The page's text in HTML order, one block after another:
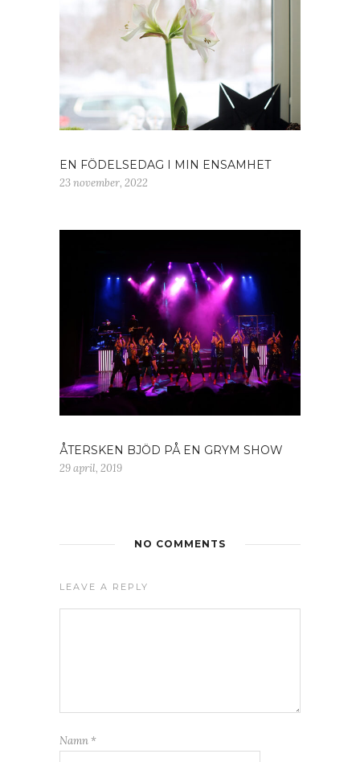
EN FÖDELSEDAG I MIN ENSAMHET
23 november, 2022
ÅTERSKEN BJÖD PÅ EN GRYM SHOW
29 april, 2019
NO COMMENTS
LEAVE A REPLY
Namn *